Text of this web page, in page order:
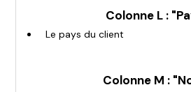
Colonne L :
Le pays du client
Colonne M :